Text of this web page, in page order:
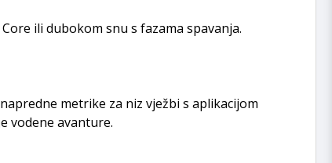
ili dubokom snu s fazama spavanja.
metrike za niz vježbi s aplikacijom
vodene avanture.